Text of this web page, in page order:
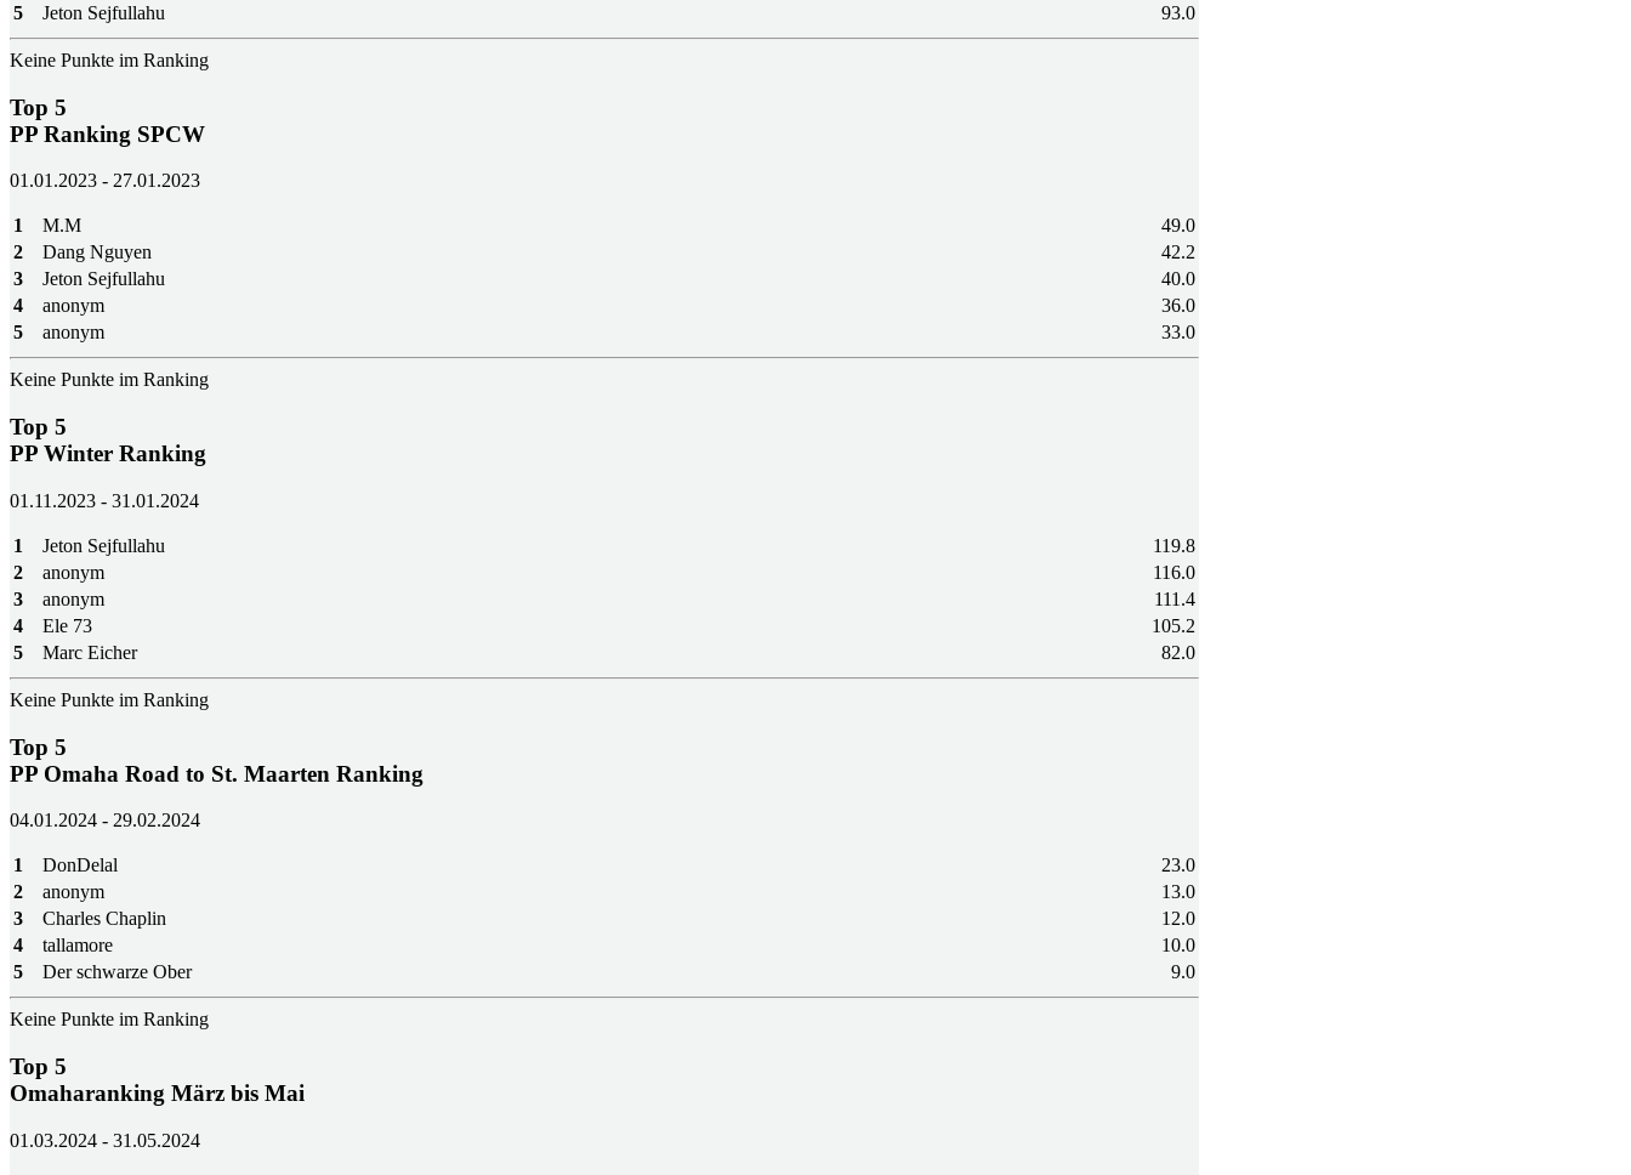
5
Jeton Sejfullahu 93.0
Keine Punkte im Ranking
Top 5
PP Ranking SPCW
01.01.2023 - 27.01.2023
1 M.M
49.0
2
Dang Nguyen
42.2
3
Jeton Sejfullahu
40.0
4
anonym
36.0
5
anonym 33.0
Keine Punkte im Ranking
Top 5
PP Winter Ranking
01.11.2023 - 31.01.2024
1 Jeton Sejfullahu
119.8
2
anonym
116.0
3
anonym
111.4
4
Ele 73
105.2
5
Marc Eicher 82.0
Keine Punkte im Ranking
Top 5
PP Omaha Road to St. Maarten Ranking
04.01.2024 - 29.02.2024
1 DonDelal
23.0
2
anonym
13.0
3
Charles Chaplin
12.0
4
tallamore
10.0
5
Der schwarze Ober 9.0
Keine Punkte im Ranking
Top 5
Omaharanking März bis Mai
01.03.2024 - 31.05.2024